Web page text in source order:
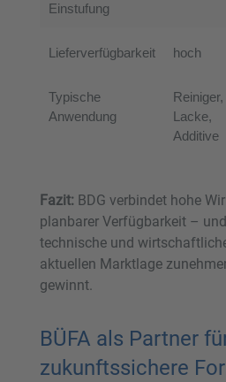
Einstufung
Lieferverfügbarkeit hoch
Typische
Anwendung
Reiniger,
Lacke,
Additive
Fazit: BDG verbindet hohe
planbarer Verfügbarkeit –
technische und
aktuellen Marktlage
gewinnt.
BÜFA als Partner
zukunftssichere